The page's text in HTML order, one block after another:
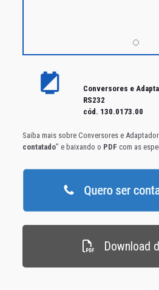
Conversores e
RS232
cód. 130.0173.00
Saiba mais sobre Conversores e
contatado” e baixando o PDF com as
Download